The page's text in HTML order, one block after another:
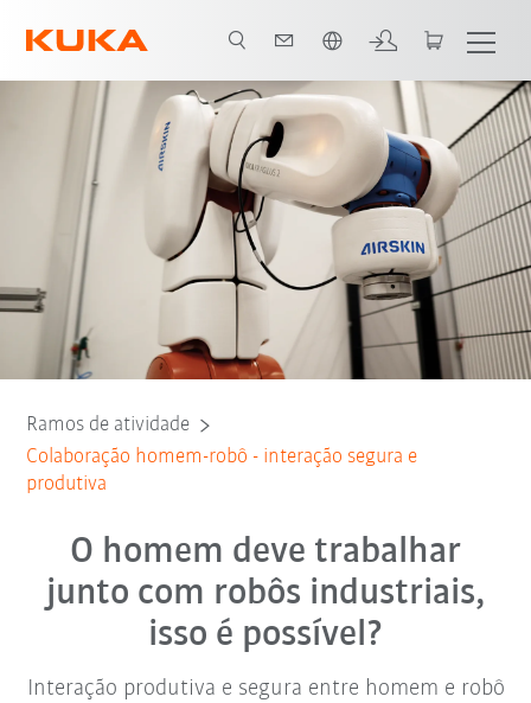
Todos os parceiros do sistema
Ramos de atividade
Colaboração homem-robô - interação segura e
produtiva
O homem deve trabalhar
junto com robôs industriais,
isso é possível?
Interação produtiva e segura entre homem e robô